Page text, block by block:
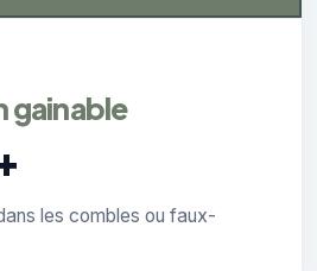
gainable
les combles ou faux-